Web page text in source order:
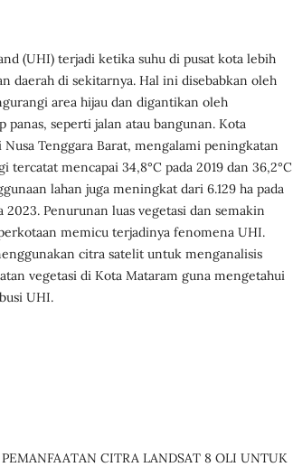
(UHI) terjadi ketika suhu di pusat kota lebih
daerah di sekitarnya. Hal ini disebabkan oleh
area hijau dan digantikan oleh
panas, seperti jalan atau bangunan. Kota
Tenggara Barat, mengalami peningkatan
tercatat mencapai 34,8°C pada 2019 dan 36,2°C
lahan juga meningkat dari 6.129 ha pada
2023. Penurunan luas vegetasi dan semakin
memicu terjadinya fenomena UHI.
citra satelit untuk menganalisis
vegetasi di Kota Mataram guna mengetahui
UHI.
CITRA LANDSAT 8 OLI UNTUK